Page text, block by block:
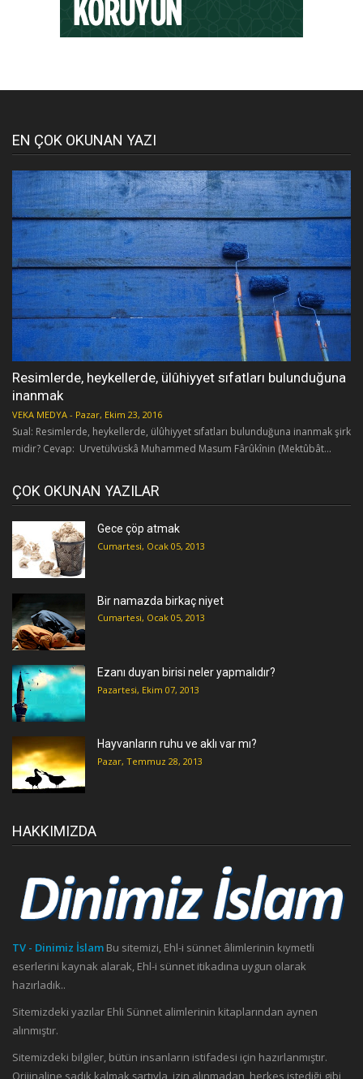
EN ÇOK OKUNAN YAZI
Resimlerde, heykellerde, ülûhiyyet sıfatları bulunduğuna
inanmak
VEKA MEDYA - Pazar, Ekim 23, 2016
Sual: Resimlerde, heykellerde, ülûhiyyet sıfatları bulunduğuna inanmak şirk
midir? Cevap: Urvetülvüskâ Muhammed Masum Fârûkînin (Mektûbât...
ÇOK OKUNAN YAZILAR
Gece çöp atmak
Cumartesi, Ocak 05, 2013
Bir namazda birkaç niyet
Cumartesi, Ocak 05, 2013
Ezanı duyan birisi neler yapmalıdır?
Pazartesi, Ekim 07, 2013
Hayvanların ruhu ve aklı var mı?
Pazar, Temmuz 28, 2013
HAKKIMIZDA
TV - Dinimiz İslam Bu sitemizi, Ehl-i sünnet âlimlerinin kıymetli
eserlerini kaynak alarak, Ehl-i sünnet itikadına uygun olarak
hazırladık..
Sitemizdeki yazılar Ehli Sünnet alimlerinin kitaplarından aynen
alınmıştır.
Sitemizdeki bilgiler, bütün insanların istifadesi için hazırlanmıştır.
Orijinaline sadık kalmak şartıyla, izin alınmadan, herkes istediği gibi